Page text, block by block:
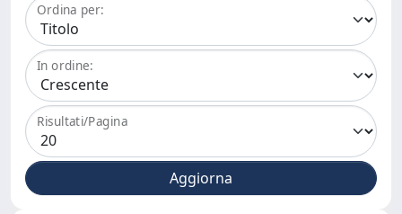
Ordina per:
In ordine:
Risultati/Pagina